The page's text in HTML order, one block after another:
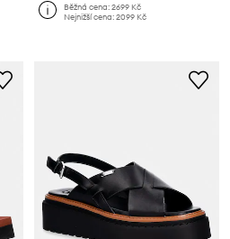
Běžná cena:2699 Kč
Nejnižší cena:2099 Kč